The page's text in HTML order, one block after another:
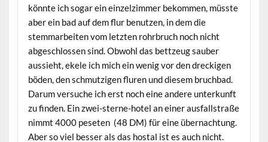
könnte ich sogar ein einzelzimmer bekommen, müsste
aber ein bad auf dem flur benutzen, in dem die
stemmarbeiten vom letzten rohrbruch noch nicht
abgeschlossen sind. Obwohl das bettzeug sauber
aussieht, ekele ich mich ein wenig vor den dreckigen
böden, den schmutzigen fluren und diesem bruchbad.
Darum versuche ich erst noch eine andere unterkunft
zu finden. Ein zwei-sterne-hotel an einer ausfallstraße
nimmt 4000 peseten (48 DM) für eine übernachtung.
Aber so viel besser als das hostal ist es auch nicht.